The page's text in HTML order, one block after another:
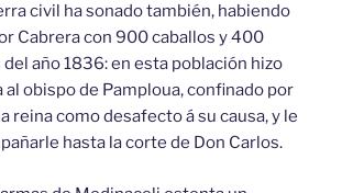
civil ha sonado también, habiendo
Cabrera con 900 caballos y 400
año 1836: en esta población hizo
al obispo de Pamploua, confinado por
reina como desafecto á su causa, y le
hasta la corte de Don Carlos.